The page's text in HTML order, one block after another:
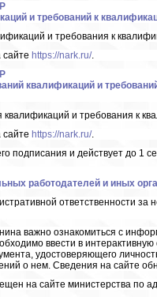
и требований к
и требования к
https://nark.ru/.
квалификаций и
и требования к
https://nark.ru/.
подписания и действует до 1
работодателей и иных
ответственности за
важно ознакомиться с
ввести в
удостоверяющего
о нем. Сведения на сайте
на сайте министерства по